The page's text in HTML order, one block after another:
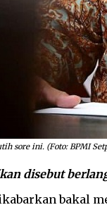
sore ini. (Foto: BPMI
disebut
bakal